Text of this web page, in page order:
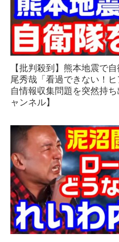
【批判殺到】熊本地震で
尾秀哉「看過できない！
自情報収集問題を突然持
ャンネル】